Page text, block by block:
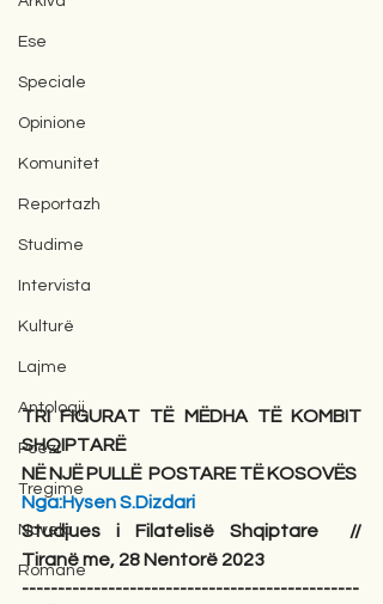
Ese
Speciale
Opinione
Komunitet
Reportazh
Studime
Intervista
Kulturë
Lajme
Antologji
Poezi
Tregime
Novela
Romane
TRI FIGURAT TË MËDHA TË KOMBIT
SHQIPTARË
NË NJË PULLË  POSTARE TË KOSOVËS
Nga:Hysen S.Dizdari
Studjues i Filatelisë Shqiptare  //
Tiranë me, 28 Nentorë 2023
-----------------------------------------------